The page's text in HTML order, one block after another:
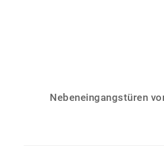
Nebeneingangstüren